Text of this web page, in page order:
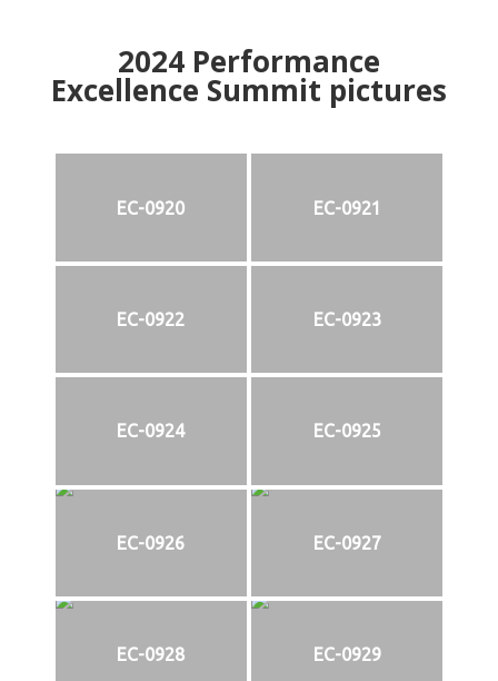
2024Performance
Excellence Summit pictures
EC-0920 EC-0921
EC-0922 EC-0923
EC-0924 EC-0925
EC-0926 EC-0927
EC-0928 EC-0929